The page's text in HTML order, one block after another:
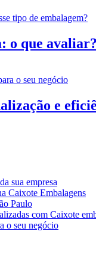
o que avaliar?
e
sua empresa
Caixote Embalagens
Paulo
com Caixote
o seu negócio